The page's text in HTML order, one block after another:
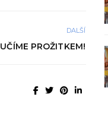
DALŠÍ
UČÍME PROŽITKEM!